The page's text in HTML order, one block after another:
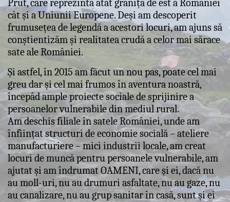
Prut, care reprezintă atât granița de est a României
cât și a Uniunii Europene. Deși am descoperit
frumusețea de legendă a acestori locuri, am ajuns să
conștientizăm și realitatea crudă a celor mai sărace
sate ale României.
Și astfel, în 2015 am făcut un nou pas, poate cel mai
greu dar și cel mai frumos în aventura noastră,
începâd ample proiecte sociale de sprijinire a
persoanelor vulnerabile din mediul rural.
Am deschis filiale în satele României, unde am
înființat structuri de economie socială – ateliere
manufacturiere – mici industrii locale, am creat
locuri de muncă pentru persoanele vulnerabile, am
ajutat și am îndrumat OAMENI, care și ei, dacă nu
au moll-uri, nu au drumuri asfaltate, nu au gaze, nu
au canalizare, nu au grup sanitar în casă, sunt și ei